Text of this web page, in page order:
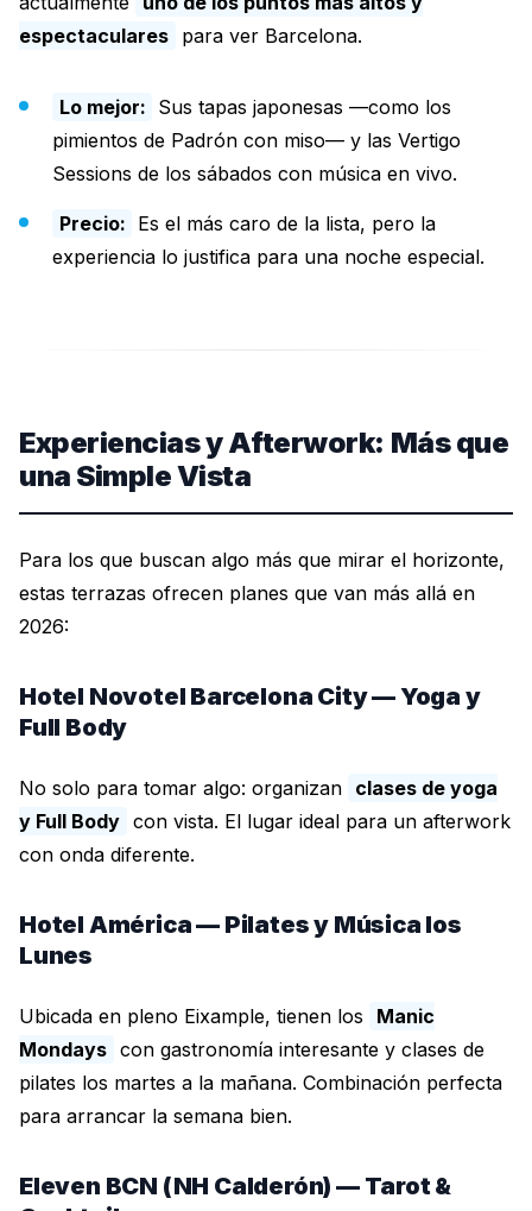
espectaculares para ver Barcelona.
Lo mejor: Sus tapas japonesas —como los
pimientos de Padrón con miso— y las Vertigo
Sessions de los sábados con música en vivo.
Precio: Es el más caro de la lista, pero la
experiencia lo justifica para una noche especial.
Experiencias y Afterwork: Más que
una Simple Vista
Para los que buscan algo más que mirar el horizonte,
estas terrazas ofrecen planes que van más allá en
2026:
Hotel Novotel Barcelona City — Yoga y
Full Body
No solo para tomar algo: organizan clases de yoga
y Full Body con vista. El lugar ideal para un afterwork
con onda diferente.
Hotel América — Pilates y Música los
Lunes
Ubicada en pleno Eixample, tienen los
Manic
Mondays con gastronomía interesante y clases de
pilates los martes a la mañana. Combinación perfecta
para arrancar la semana bien.
Eleven BCN (NH Calderón) — Tarot &